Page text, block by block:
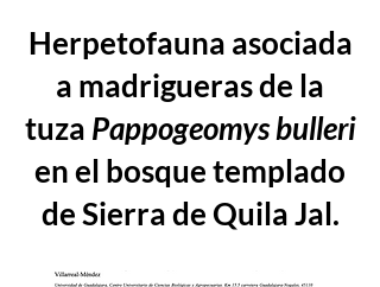
Herpetofauna asociada
a madrigueras de la
tuza Pappogeomys bulleri
en el bosque templado
de Sierra de Quila Jal.